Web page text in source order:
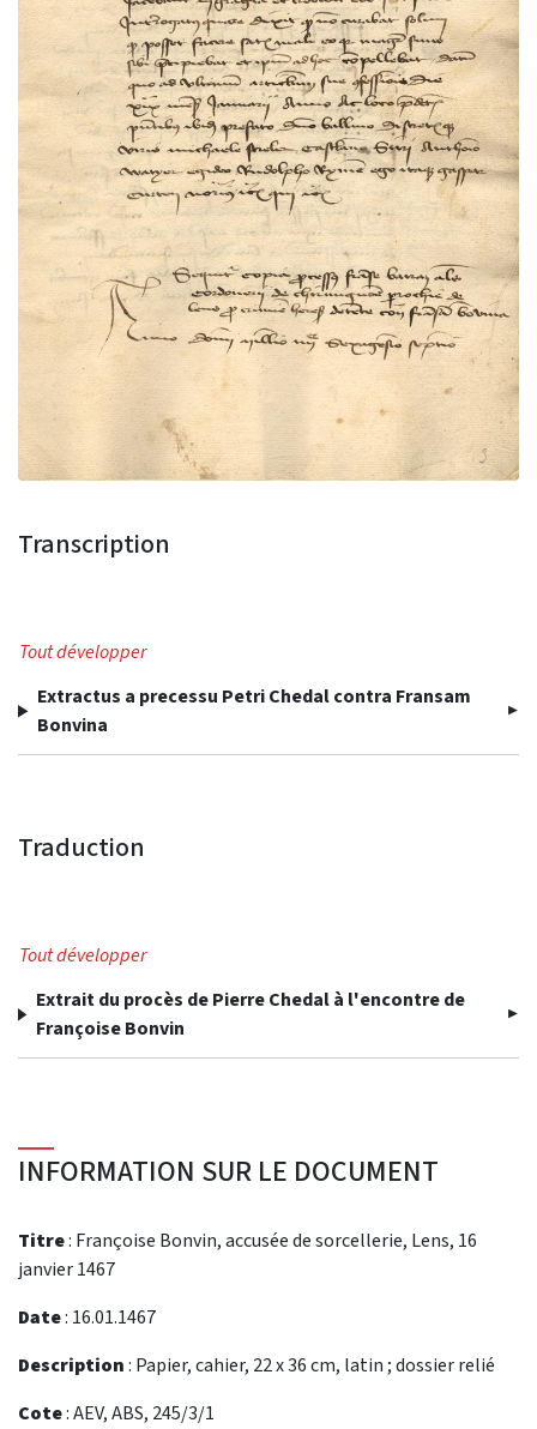
Transcription
Tout développer
Extractus a precessu Petri Chedal contra Fransam
Bonvina
Traduction
Tout développer
Extrait du procès de Pierre Chedal à l'encontre de
Françoise Bonvin
INFORMATION SUR LE DOCUMENT
Titre: Françoise Bonvin, accusée de sorcellerie, Lens, 16
janvier 1467
Date: 16.01.1467
Description: Papier, cahier, 22 x 36 cm, latin ; dossier relié
Cote: AEV, ABS, 245/3/1